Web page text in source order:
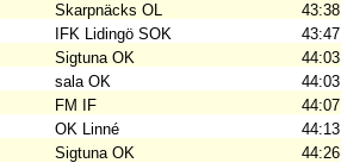
Skarpnäcks OL 43:38
IFK Lidingö SOK 43:47
Sigtuna OK 44:03
sala OK
44:03
FM IF
44:07
OK Linné 44:13
Sigtuna OK 44:26